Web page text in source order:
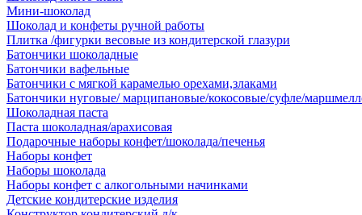
Мини-шоколад
Шоколад и конфеты ручной работы
Плитка /фигурки весовые из кондитерской глазури
Батончики шоколадные
Батончики вафельные
Батончики с мягкой карамелью орехами,злаками
Батончики нуговые/ марципановые/кокосовые/суфле/
Шоколадная паста
Паста шоколадная/арахисовая
Подарочные наборы конфет/шоколада/печенья
Наборы конфет
Наборы шоколада
Наборы конфет с алкогольными начинками
Детские кондитерские изделия